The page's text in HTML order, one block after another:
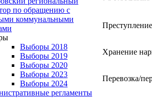
по обращению с
коммунальными
Выборы 2018
Выборы 2019
Выборы 2020
Выборы 2023
Выборы 2024
регламенты
Преступление
Хранение
Перевозка/